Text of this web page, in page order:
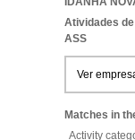
Atividades
ASS
Ver
Matches in
Activity